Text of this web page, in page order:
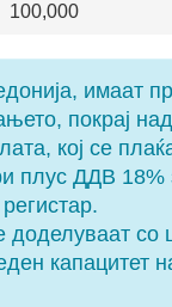
100,000
имаат
покрај
кој се
плус ДДВ
доделуваат
капацитет